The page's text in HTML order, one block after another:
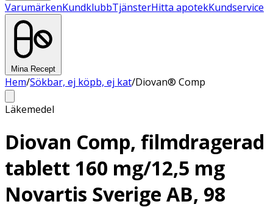
VarumärkenKundklubbTjänsterHitta apotekKundservice
Mina Recept
Hem/Sökbar, ej köpb, ej kat/Diovan® Comp
Läkemedel
Diovan Comp, filmdragerad
tablett 160 mg/12,5 mg
Novartis Sverige AB, 98